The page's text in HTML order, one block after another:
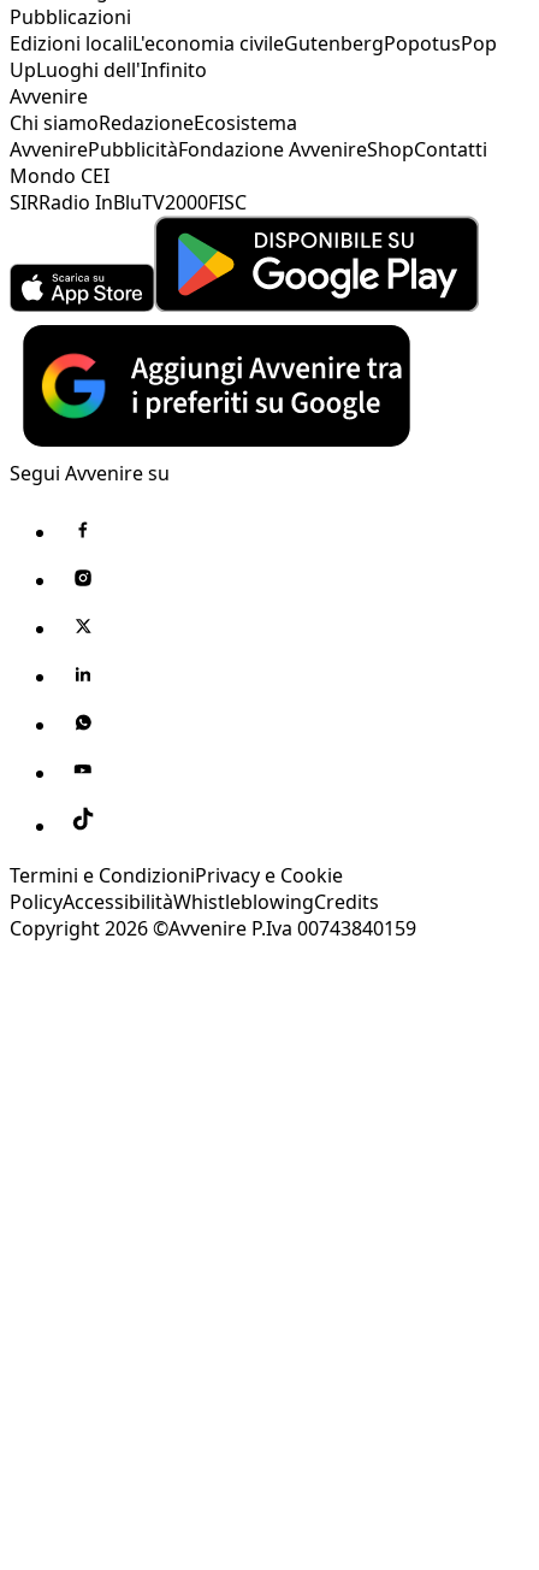
Pubblicazioni
Edizioni localiL'economia civileGutenbergPopotusPop
UpLuoghi dell'Infinito
Avvenire
Chi siamoRedazioneEcosistema
AvvenirePubblicitàFondazione AvvenireShopContatti
Mondo CEI
SIRRadio InBluTV2000FISC
Segui Avvenire su
Termini e CondizioniPrivacy e Cookie
PolicyAccessibilitàWhistleblowingCredits
Copyright 2026 ©Avvenire P.Iva 00743840159